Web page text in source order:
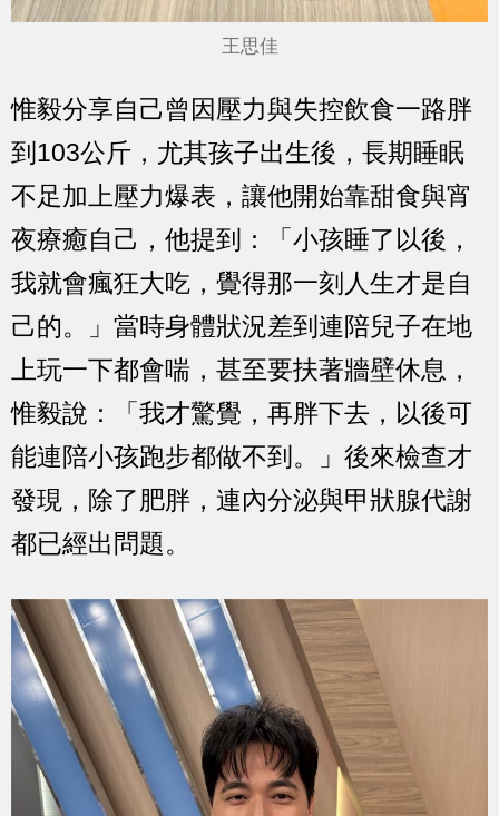
王思佳
惟毅分享自己曾因壓力與失控飲食一路胖
到103公斤，尤其孩子出生後，長期睡眠
不足加上壓力爆表，讓他開始靠甜食與宵
夜療癒自己，他提到：「小孩睡了以後，
我就會瘋狂大吃，覺得那一刻人生才是自
己的。」當時身體狀況差到連陪兒子在地
上玩一下都會喘，甚至要扶著牆壁休息，
惟毅說：「我才驚覺，再胖下去，以後可
能連陪小孩跑步都做不到。」後來檢查才
發現，除了肥胖，連內分泌與甲狀腺代謝
都已經出問題。